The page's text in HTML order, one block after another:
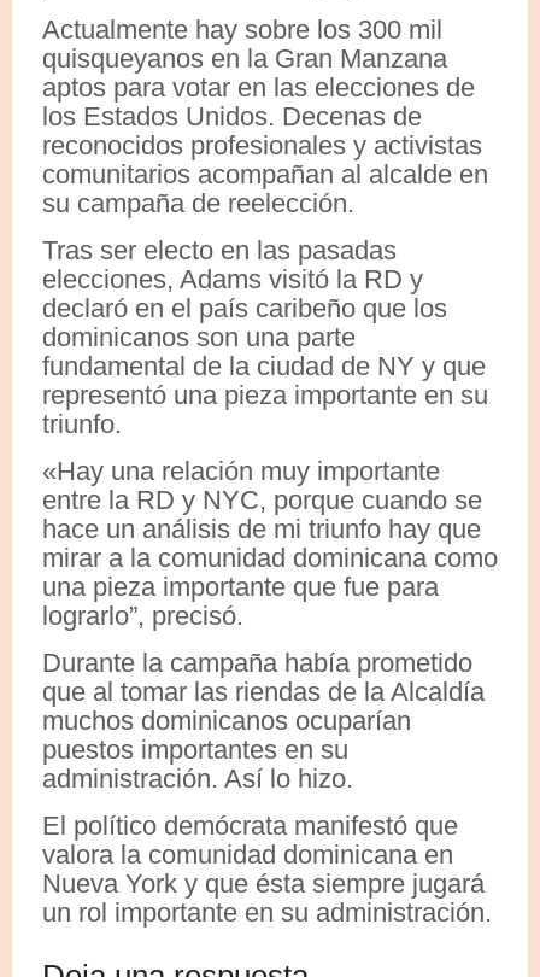
Actualmente hay sobre los 300 mil
quisqueyanos en la Gran Manzana
aptos para votar en las elecciones de
los Estados Unidos. Decenas de
reconocidos profesionales y activistas
comunitarios acompañan al alcalde en
su campaña de reelección.
Tras ser electo en las pasadas
elecciones, Adams visitó la RD y
declaró en el país caribeño que los
dominicanos son una parte
fundamental de la ciudad de NY y que
representó una pieza importante en su
triunfo.
«Hay una relación muy importante
entre la RD y NYC, porque cuando se
hace un análisis de mi triunfo hay que
mirar a la comunidad dominicana como
una pieza importante que fue para
lograrlo”, precisó.
Durante la campaña había prometido
que al tomar las riendas de la Alcaldía
muchos dominicanos ocuparían
puestos importantes en su
administración. Así lo hizo.
El político demócrata manifestó que
valora la comunidad dominicana en
Nueva York y que ésta siempre jugará
un rol importante en su administración.